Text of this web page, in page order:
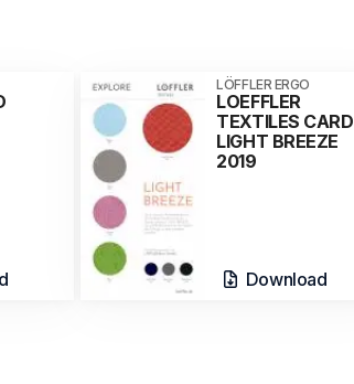
LÖFFLER ERGO
LOEFFLER
TEXTILES CARD
LIGHT BREEZE
2019
Download